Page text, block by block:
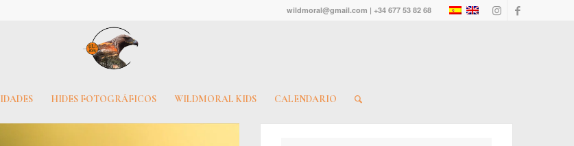
wildmoral@gmail.com | +34 677 53 82 68
HIDES FOTOGRÁFICOS WILDMORAL KIDS CALENDARIO